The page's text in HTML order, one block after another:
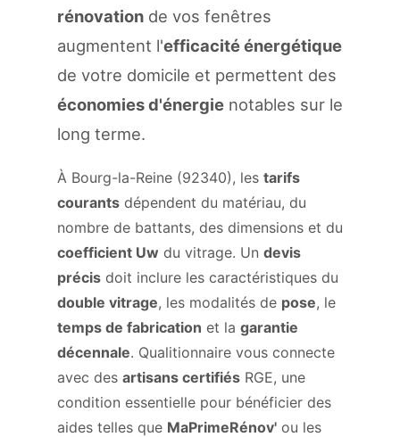
rénovation de vos fenêtres
augmentent l'efficacité énergétique
de votre domicile et permettent des
économies d'énergie notables sur le
long terme.
À Bourg-la-Reine (92340), les tarifs
courants dépendent du matériau, du
nombre de battants, des dimensions et du
coefficient Uw du vitrage. Un devis
précis doit inclure les caractéristiques du
double vitrage, les modalités de pose, le
temps de fabrication et la garantie
décennale. Qualitionnaire vous connecte
avec des artisans certifiés RGE, une
condition essentielle pour bénéficier des
aides telles que MaPrimeRénov' ou les